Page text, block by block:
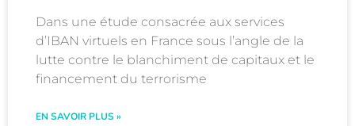
Dans une étude consacrée aux services
d’IBAN virtuels en France sous l’angle de la
lutte contre le blanchiment de capitaux et le
financement du terrorisme
EN SAVOIR PLUS »